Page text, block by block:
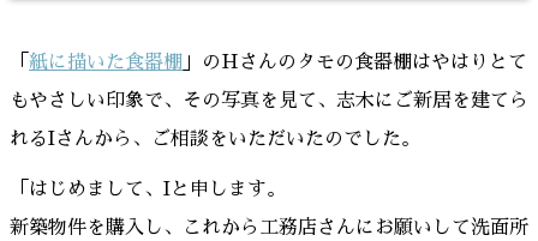
「 紙に描いた食器棚 」のHさんのタモの食器棚はやはりとて
もやさしい印象で、その写真を見て、志木にご新居を建てら
れるIさんから、ご相談をいただいたのでした。
「はじめまして、Iと申します。
新築物件を購入し、これから工務店さんにお願いして洗面所